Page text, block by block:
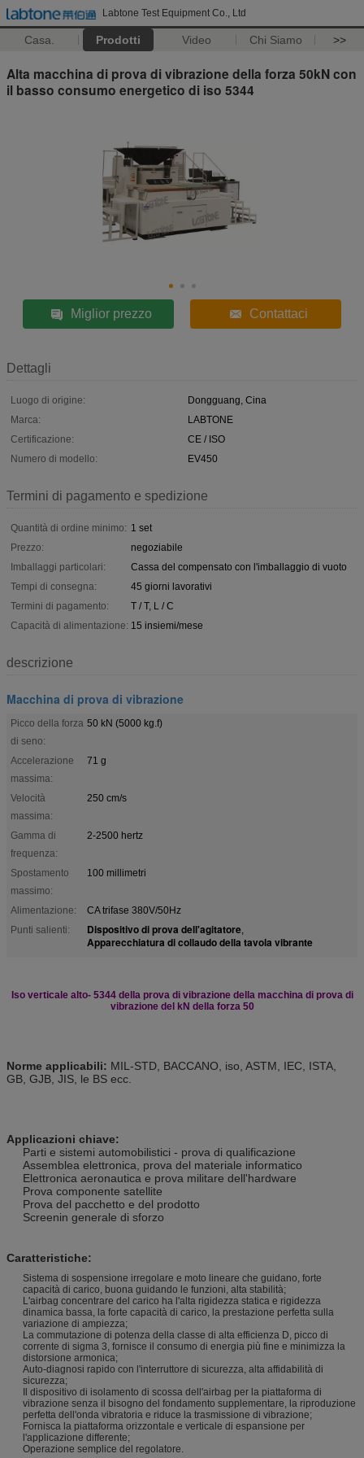
Labtone Test Equipment Co., Ltd
Casa. Prodotti Video Chi Siamo >>
Alta macchina di prova di vibrazione della forza 50kN con
il basso consumo energetico di iso 5344
Miglior prezzo Contattaci
Dettagli
Luogo di origine:
Dongguang, Cina
Marca:
LABTONE
Certificazione:
CE / ISO
Numero di modello:
EV450
Termini di pagamento e spedizione
Quantità di ordine minimo: 1 set
Prezzo:
negoziabile
Imballaggi particolari:
Cassa del compensato con l'imballaggio di vuoto
Tempi di consegna:
45 giorni lavorativi
Termini di pagamento:
T / T, L / C
Capacità di alimentazione: 15 insiemi/mese
descrizione
Macchina di prova di vibrazione
Picco della forza
di seno:
50 kN (5000 kg.f)
Accelerazione
massima:
71 g
Velocità
massima:
250 cm/s
Gamma di
frequenza:
2-2500 hertz
Spostamento
massimo:
100 millimetri
Alimentazione:
CA trifase 380V/50Hz
Punti salienti:
Dispositivo di prova dell'agitatore,
Apparecchiatura di collaudo della tavola vibrante
Iso verticale alto- 5344 della prova di vibrazione della macchina di prova di
vibrazione del kN della forza 50
Norme applicabili: MIL-STD, BACCANO, iso, ASTM, IEC, ISTA,
GB, GJB, JIS, le BS ecc.
Applicazioni chiave:
Parti e sistemi automobilistici - prova di qualificazione
Assemblea elettronica, prova del materiale informatico
Elettronica aeronautica e prova militare dell'hardware
Prova componente satellite
Prova del pacchetto e del prodotto
Screenin generale di sforzo
Caratteristiche:
Sistema di sospensione irregolare e moto lineare che guidano, forte
capacità di carico, buona guidando le funzioni, alta stabilità;
L'airbag concentrare del carico ha l'alta rigidezza statica e rigidezza
dinamica bassa, la forte capacità di carico, la prestazione perfetta sulla
variazione di ampiezza;
La commutazione di potenza della classe di alta efficienza D, picco di
corrente di sigma 3, fornisce il consumo di energia più fine e minimizza la
distorsione armonica;
Auto-diagnosi rapido con l'interruttore di sicurezza, alta affidabilità di
sicurezza;
Il dispositivo di isolamento di scossa dell'airbag per la piattaforma di
vibrazione senza il bisogno del fondamento supplementare, la riproduzione
perfetta dell'onda vibratoria e riduce la trasmissione di vibrazione;
Fornisca la piattaforma orizzontale e verticale di espansione per
l'applicazione differente;
Operazione semplice del regolatore.